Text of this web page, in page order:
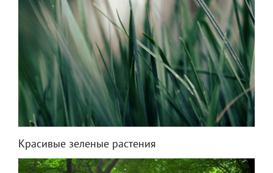
Красивые зеленые растения